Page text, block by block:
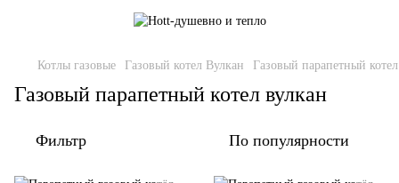
Котлы газовые Газовый котел Вулкан Газовый парапетный
Газовый парапетный котел вулкан
Фильтр По популярности